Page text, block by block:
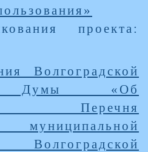
проекта:
Волгоградской
Думы «Об
Перечня
муниципальной